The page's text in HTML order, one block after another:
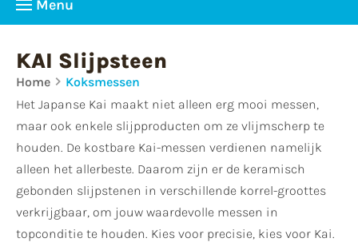
Menu
KAI Slijpsteen
Home
Koksmessen
Het Japanse Kai maakt niet alleen erg mooi messen,
maar ook enkele slijpproducten om ze vlijmscherp te
houden. De kostbare Kai-messen verdienen namelijk
alleen het allerbeste. Daarom zijn er de keramisch
gebonden slijpstenen in verschillende korrel-groottes
verkrijgbaar, om jouw waardevolle messen in
topconditie te houden. Kies voor precisie, kies voor Kai.